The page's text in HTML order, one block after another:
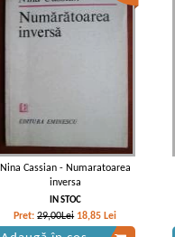
Nina Cassian - Numaratoarea
inversa
IN STOC
Pret:29,00Lei 18,85 Lei